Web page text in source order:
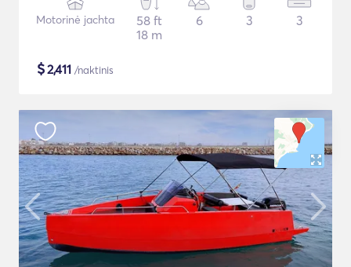
Motorinė jachta
58 ft
18 m
6 3 3
$2,411 /naktinis